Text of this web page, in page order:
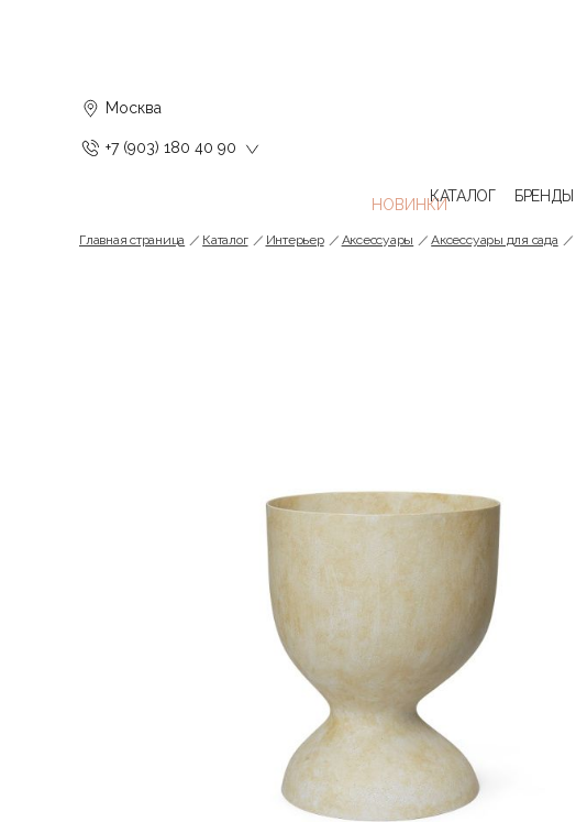
Москва
+7 (903) 180 40 90
КАТАЛОГ БРЕНДЫ
Главная страница Каталог Интерьер Аксессуары Аксессуары для сада